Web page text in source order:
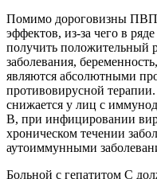
Помимо дороговизны
эффектов, из-за чего в
получить положительный
заболевания,
являются абсолютными
противовирусной
снижается у лиц с
В, при инфицировании
хроническом течении
аутоиммунными
Больной с гепатитом С